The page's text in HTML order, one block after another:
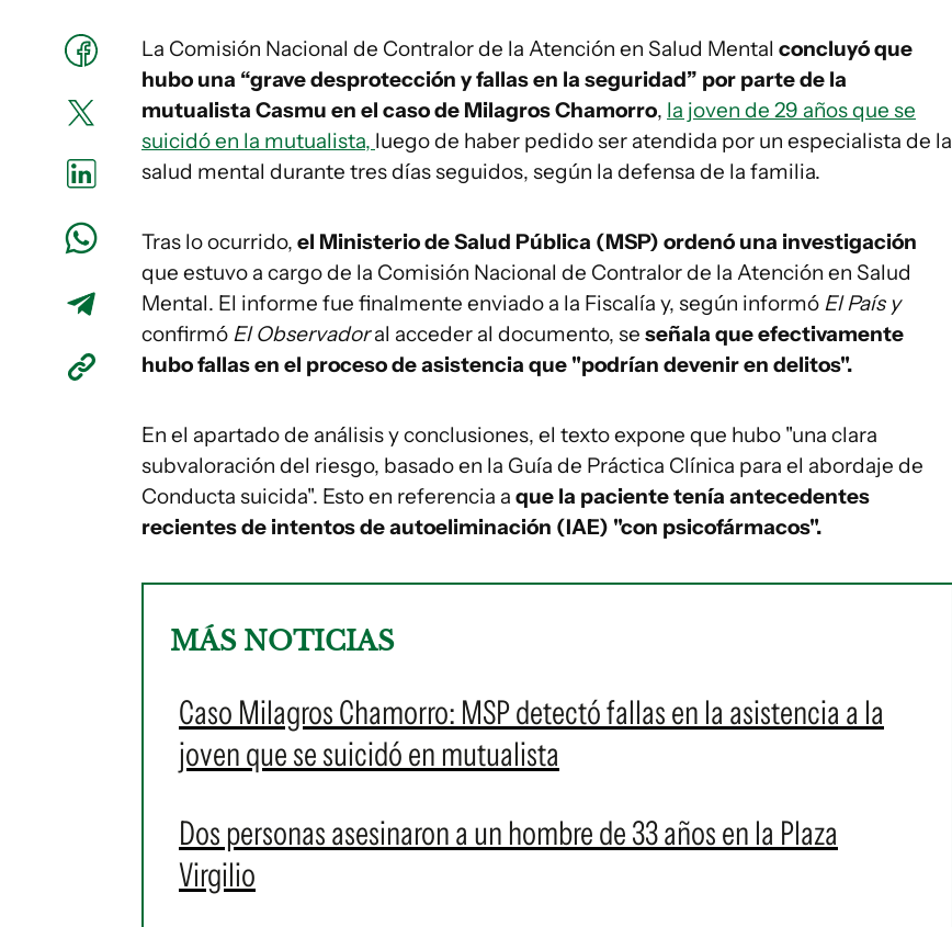
La Comisión Nacional de Contralor de la Atención en Salud Mental concluyó que
hubo una “grave desprotección y fallas en la seguridad” por parte de la
mutualista Casmu en el caso de Milagros Chamorro, la joven de 29 años que se
suicidó en la mutualista, luego de haber pedido ser atendida por un especialista de la
salud mental durante tres días seguidos, según la defensa de la familia.
Tras lo ocurrido, el Ministerio de Salud Pública (MSP) ordenó una investigación
que estuvo a cargo de la Comisión Nacional de Contralor de la Atención en Salud
Mental. El informe fue finalmente enviado a la Fiscalía y, según informó El País y
confirmó El Observadoral acceder al documento, se señala que efectivamente
hubo fallas en el proceso de asistencia que "podrían devenir en delitos".
En el apartado de análisis y conclusiones, el texto expone que hubo "una clara
subvaloración del riesgo, basado en la Guía de Práctica Clínica para el abordaje de
Conducta suicida". Esto en referencia a que la paciente tenía antecedentes
recientes de intentos de autoeliminación (IAE) "con psicofármacos".
MÁS NOTICIAS
Caso Milagros Chamorro: MSP detectó fallas en la asistencia a la
joven que se suicidó en mutualista
Dos personas asesinaron a un hombre de 33 años en la Plaza
Virgilio